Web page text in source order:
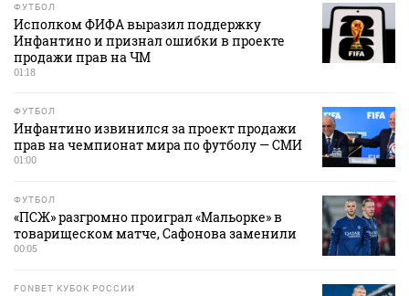
ФУТБОЛ
Исполком ФИФА выразил поддержку
Инфантино и признал ошибки в проекте
продажи прав на ЧМ
01:18
ФУТБОЛ
Инфантино извинился за проект продажи
прав на чемпионат мира по футболу — СМИ
01:00
ФУТБОЛ
«ПСЖ» разгромно проиграл «Мальорке» в
товарищеском матче, Сафонова заменили
00:05
FONBET КУБОК РОССИИ